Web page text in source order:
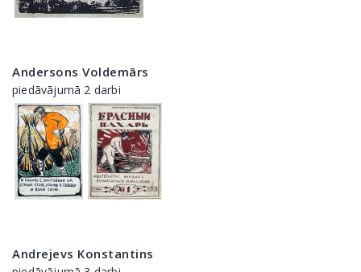
Andersons Voldemārs
piedāvājumā 2 darbi
Andrejevs Konstantins